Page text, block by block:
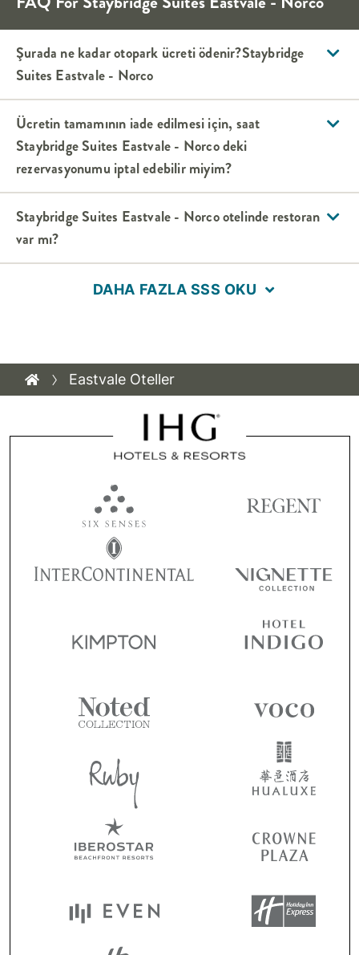
Şurada ne kadar otopark ücreti ödenir?Staybridge
Suites Eastvale - Norco
Ücretin tamamının iade edilmesi için, saat
Staybridge Suites Eastvale - Norcodeki
rezervasyonumu iptal edebilir miyim?
Staybridge Suites Eastvale - Norcootelinde restoran
var mı?
DAHA FAZLA SSS OKU
Eastvale Oteller